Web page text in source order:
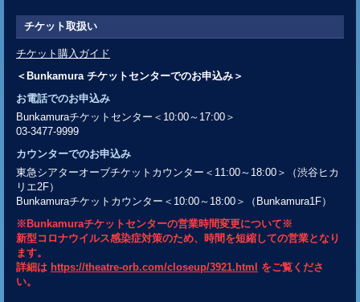
チケット取扱い
チケット購入ガイド
＜Bunkamura チケットセンターでのお申込み＞
お電話でのお申込み
Bunkamuraチケットセンター＜10:00～17:00＞
03-3477-9999
カウンターでのお申込み
東急シアターオーブチケットカウンター＜11:00～18:00＞（渋谷ヒカ
リエ2F）
Bunkamuraチケットカウンター＜10:00～18:00＞（Bunkamura1F）
※Bunkamuraチケットセンターの営業時間変更について※
新型コロナウイルス感染症対策のため、時間を短縮しての営業となり
ます。
詳細は https://theatre-orb.com/closeup/3921.html をご覧くださ
い。